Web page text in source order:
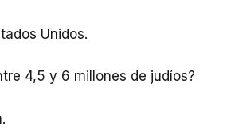
Unidos.
4,5 y 6 millones de judíos?